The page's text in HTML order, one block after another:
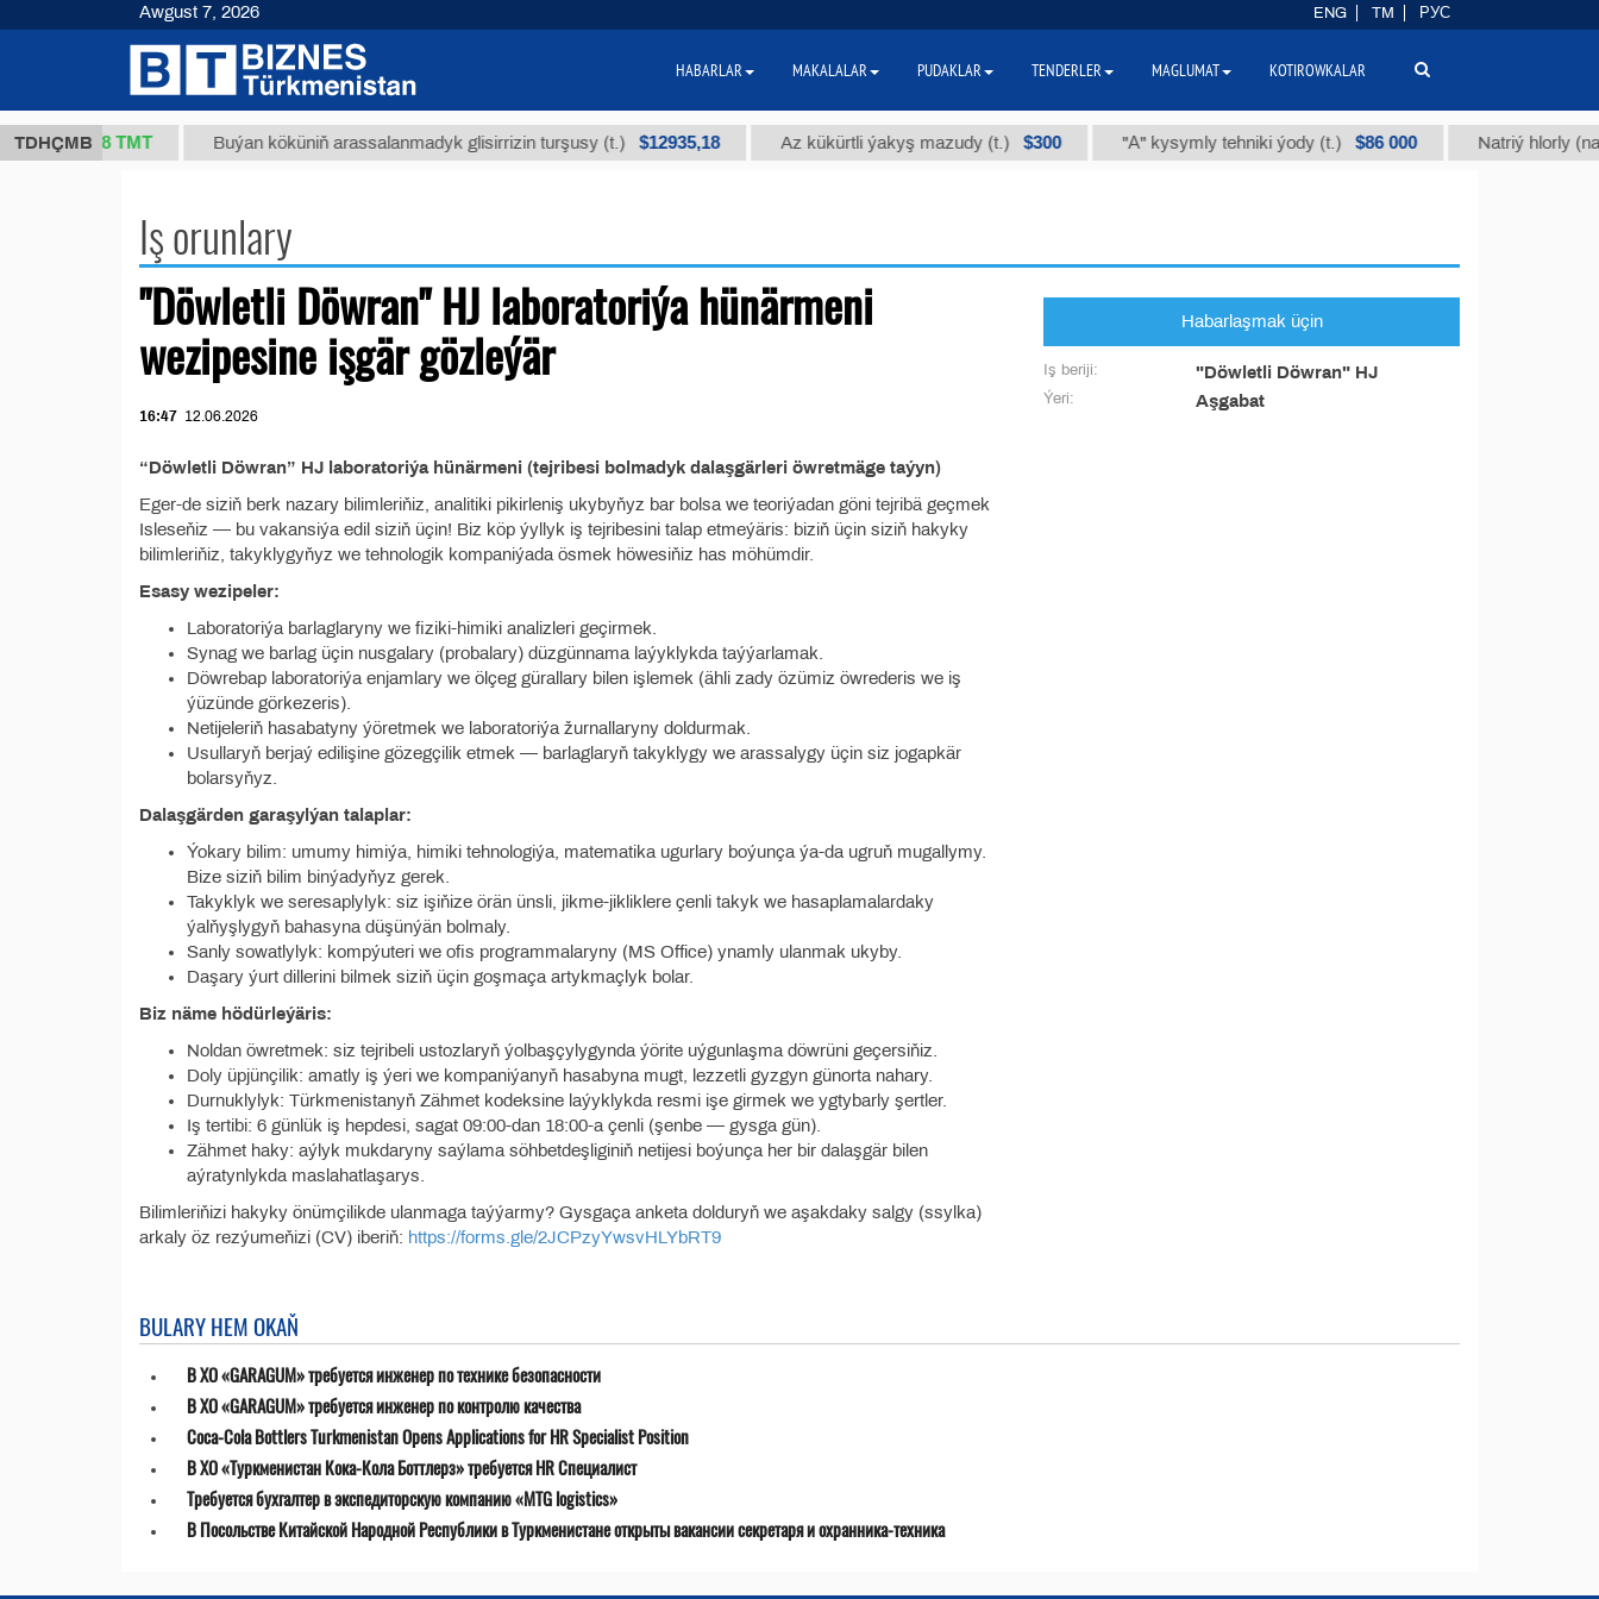
TDHÇMB
(kg.) 37,8 ТМТ Buýan köküniň arassalanmadyk glisirrizin turşusy (t.) $12935,18 Az kükürtli ýakyş mazudy (t.) $300 "А" kysymly tehniki ýody (t.) $86 000 Natriý hlorly
Iş orunlary
"Döwletli Döwran" HJ laboratoriýa hünärmeni
wezipesine işgär gözleýär
16:47 12.06.2026
“Döwletli Döwran” HJ laboratoriýa hünärmeni (tejribesi bolmadyk dalaşgärleri öwretmäge taýyn)
Eger-de siziň berk nazary bilimleriňiz, analitiki pikirleniş ukybyňyz bar bolsa we teoriýadan göni tejribä geçmek
Isleseňiz — bu vakansiýa edil siziň üçin! Biz köp ýyllyk iş tejribesini talap etmeýäris: biziň üçin siziň hakyky
bilimleriňiz, takyklygyňyz we tehnologik kompaniýada ösmek höwesiňiz has möhümdir.
Esasy wezipeler:
Laboratoriýa barlaglaryny we fiziki-himiki analizleri geçirmek.
Synag we barlag üçin nusgalary (probalary) düzgünnama laýyklykda taýýarlamak.
Döwrebap laboratoriýa enjamlary we ölçeg gürallary bilen işlemek (ähli zady özümiz öwrederis we iş
ýüzünde görkezeris).
Netijeleriň hasabatyny ýöretmek we laboratoriýa žurnallaryny doldurmak.
Usullaryň berjaý edilişine gözegçilik etmek — barlaglaryň takyklygy we arassalygy üçin siz jogapkär
bolarsyňyz.
Dalaşgärden garaşylýan talaplar:
Ýokary bilim: umumy himiýa, himiki tehnologiýa, matematika ugurlary boýunça ýa-da ugruň mugallymy.
Bize siziň bilim binýadyňyz gerek.
Takyklyk we seresaplylyk: siz işiňize örän ünsli, jikme-jikliklere çenli takyk we hasaplamalardaky
ýalňyşlygyň bahasyna düşünýän bolmaly.
Sanly sowatlylyk: kompýuteri we ofis programmalaryny (MS Office) ynamly ulanmak ukyby.
Daşary ýurt dillerini bilmek siziň üçin goşmaça artykmaçlyk bolar.
Biz näme hödürleýäris:
Noldan öwretmek: siz tejribeli ustozlaryň ýolbaşçylygynda ýörite uýgunlaşma döwrüni geçersiňiz.
Doly üpjünçilik: amatly iş ýeri we kompaniýanyň hasabyna mugt, lezzetli gyzgyn günorta nahary.
Durnuklylyk: Türkmenistanyň Zähmet kodeksine laýyklykda resmi işe girmek we ygtybarly şertler.
Iş tertibi: 6 günlük iş hepdesi, sagat 09:00-dan 18:00-a çenli (şenbe — gysga gün).
Zähmet haky: aýlyk mukdaryny saýlama söhbetdeşliginiň netijesi boýunça her bir dalaşgär bilen
aýratynlykda maslahatlaşarys.
Bilimleriňizi hakyky önümçilikde ulanmaga taýýarmy? Gysgaça anketa dolduryň we aşakdaky salgy (ssylka)
arkaly öz rezýumeňizi (CV) iberiň: https://forms.gle/2JCPzyYwsvHLYbRT9
Habarlaşmak üçin
Iş beriji: "Döwletli Döwran" HJ
Ýeri: Aşgabat
BULARY HEM OKAŇ
В ХО «GARAGUM» требуется инженер по технике безопасности
В ХО «GARAGUM» требуется инженер по контролю качества
Coca-Cola Bottlers Turkmenistan Opens Applications for HR Specialist Position
В ХО «Туркменистан Кока-Кола Боттлерз» требуется HR Специалист
Требуется бухгалтер в экспедиторскую компанию «MTG logistics»
В Посольстве Китайской Народной Республики в Туркменистане открыты вакансии секретаря и охранника-техника
Awgust 7, 2026 ENG TM РУС
HABARLAR MAKALALAR PUDAKLAR TENDERLER MAGLUMAT KOTIROWKALAR